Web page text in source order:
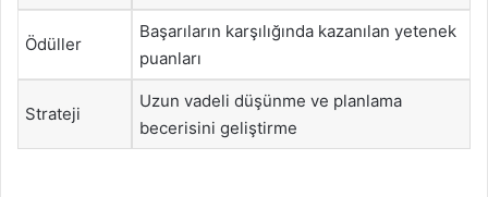
Ödüller
Başarıların karşılığında kazanılan yetenek
puanları
Strateji
Uzun vadeli düşünme ve planlama
becerisini geliştirme